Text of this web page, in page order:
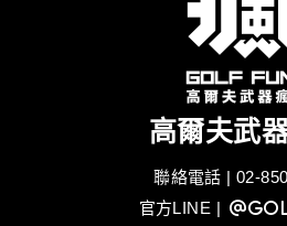
高爾夫武
聯絡電話 | 02-
官方LINE |